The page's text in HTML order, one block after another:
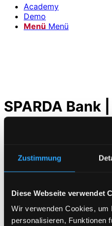
Zustimmung
Diese Webseite verwendet
Wir verwenden Cookies, um
personalisieren, Funktionen
Academy
Demo
Menü Menü
SPARDA Bank |
dem aktuellen
Private Cloud
Werbemittelagentur
Spezielle Features für